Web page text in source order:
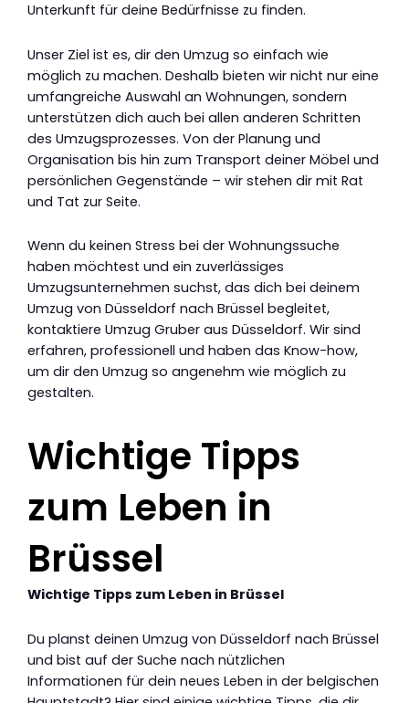
Unterkunft für deine Bedürfnisse zu finden.
Unser Ziel ist es, dir den Umzug so einfach wie
möglich zu machen. Deshalb bieten wir nicht nur eine
umfangreiche Auswahl an Wohnungen, sondern
unterstützen dich auch bei allen anderen Schritten
des Umzugsprozesses. Von der Planung und
Organisation bis hin zum Transport deiner Möbel und
persönlichen Gegenstände – wir stehen dir mit Rat
und Tat zur Seite.
Wenn du keinen Stress bei der Wohnungssuche
haben möchtest und ein zuverlässiges
Umzugsunternehmen suchst, das dich bei deinem
Umzug von Düsseldorf nach Brüssel begleitet,
kontaktiere Umzug Gruber aus Düsseldorf. Wir sind
erfahren, professionell und haben das Know-how,
um dir den Umzug so angenehm wie möglich zu
gestalten.
Wichtige Tipps
zum Leben in
Brüssel
Wichtige Tipps zum Leben in Brüssel
Du planst deinen Umzug von Düsseldorf nach Brüssel
und bist auf der Suche nach nützlichen
Informationen für dein neues Leben in der belgischen